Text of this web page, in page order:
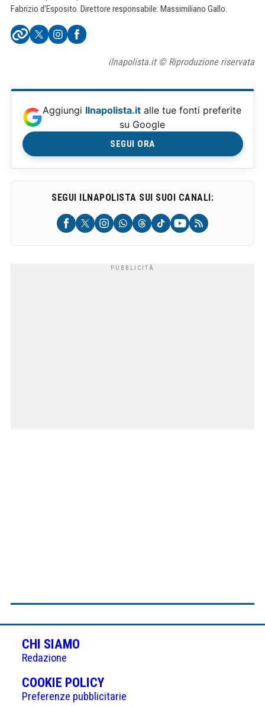
Fabrizio d'Esposito. Direttore responsabile: Massimiliano Gallo.
ilnapolista.it © Riproduzione riservata
Aggiungi Ilnapolista.it alle tue fonti preferite
su Google
SEGUI ORA
SEGUI ILNAPOLISTA SUI SUOI CANALI:
CHI SIAMO
Redazione
COOKIE POLICY(APRE
IN
Preferenze pubblicitarie